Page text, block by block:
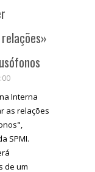
Interna
as relações
SPMI.
de um